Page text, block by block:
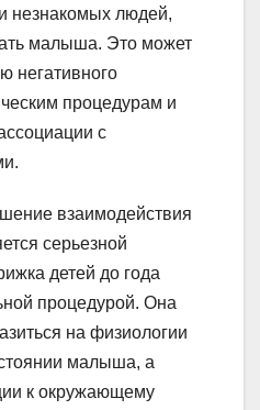
незнакомых людей,
малыша. Это может
негативного
процедурам и
с
взаимодействия
серьезной
детей до года
процедурой. Она
на физиологии
малыша, а
к окружающему